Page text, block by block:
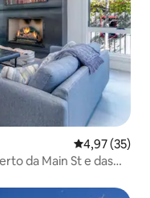
4,97 de uma
4,97 (35)
da Main St e das